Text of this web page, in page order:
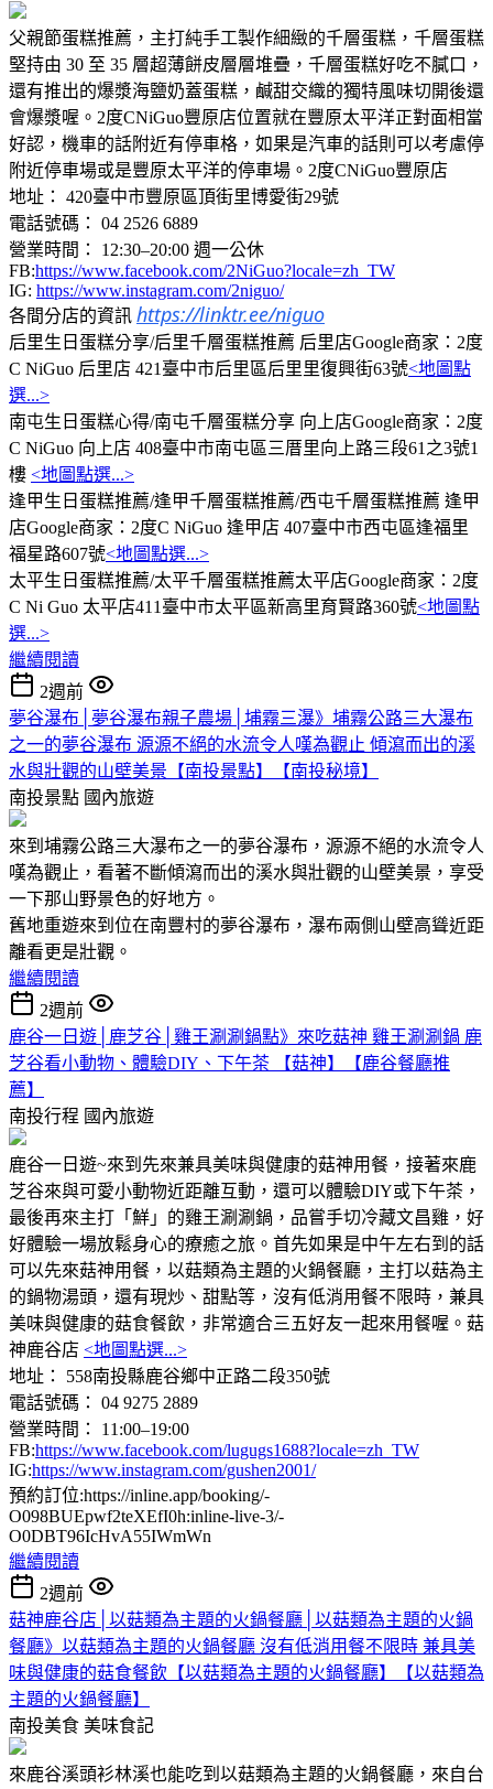
父親節蛋糕推薦，主打純手工製作細緻的千層蛋糕，千層蛋糕
堅持由 30 至 35 層超薄餅皮層層堆疊，千層蛋糕好吃不膩口，
還有推出的爆漿海鹽奶蓋蛋糕，鹹甜交織的獨特風味切開後還
會爆漿喔。2度CNiGuo豐原店位置就在豐原太平洋正對面相當
好認，機車的話附近有停車格，如果是汽車的話則可以考慮停
附近停車場或是豐原太平洋的停車場。2度CNiGuo豐原店
地址： 420臺中市豐原區頂街里博愛街29號
電話號碼： 04 2526 6889
營業時間： 12:30–20:00 週一公休
FB:https://www.facebook.com/2NiGuo?locale=zh_TW
IG: https://www.instagram.com/2niguo/
各間分店的資訊 https://linktr.ee/niguo
后里生日蛋糕分享/后里千層蛋糕推薦 后里店Google商家：2度
C NiGuo 后里店 421臺中市后里區后里里復興街63號<地圖點
選...>
南屯生日蛋糕心得/南屯千層蛋糕分享 向上店Google商家：2度
C NiGuo 向上店 408臺中市南屯區三厝里向上路三段61之3號1
樓 <地圖點選...>
逢甲生日蛋糕推薦/逢甲千層蛋糕推薦/西屯千層蛋糕推薦 逢甲
店Google商家：2度C NiGuo 逢甲店 407臺中市西屯區逢福里
福星路607號<地圖點選...>
太平生日蛋糕推薦/太平千層蛋糕推薦太平店Google商家：2度
C Ni Guo 太平店411臺中市太平區新高里育賢路360號<地圖點
選...>
繼續閱讀
2週前
夢谷瀑布│夢谷瀑布親子農場│埔霧三瀑》埔霧公路三大瀑布
之一的夢谷瀑布 源源不絕的水流令人嘆為觀止 傾瀉而出的溪
水與壯觀的山壁美景【南投景點】【南投秘境】
南投景點 國內旅遊
來到埔霧公路三大瀑布之一的夢谷瀑布，源源不絕的水流令人
嘆為觀止，看著不斷傾瀉而出的溪水與壯觀的山壁美景，享受
一下那山野景色的好地方。
舊地重遊來到位在南豐村的夢谷瀑布，瀑布兩側山壁高聳近距
離看更是壯觀。
繼續閱讀
2週前
鹿谷一日遊│鹿芝谷│雞王涮涮鍋點》來吃菇神 雞王涮涮鍋 鹿
芝谷看小動物、體驗DIY、下午茶 【菇神】【鹿谷餐廳推
薦】
南投行程 國內旅遊
鹿谷一日遊~來到先來兼具美味與健康的菇神用餐，接著來鹿
芝谷來與可愛小動物近距離互動，還可以體驗DIY或下午茶，
最後再來主打「鮮」的雞王涮涮鍋，品嘗手切冷藏文昌雞，好
好體驗一場放鬆身心的療癒之旅。首先如果是中午左右到的話
可以先來菇神用餐，以菇類為主題的火鍋餐廳，主打以菇為主
的鍋物湯頭，還有現炒、甜點等，沒有低消用餐不限時，兼具
美味與健康的菇食餐飲，非常適合三五好友一起來用餐喔。菇
神鹿谷店 <地圖點選...>
地址： 558南投縣鹿谷鄉中正路二段350號
電話號碼： 04 9275 2889
營業時間： 11:00–19:00
FB:https://www.facebook.com/lugugs1688?locale=zh_TW
IG:https://www.instagram.com/gushen2001/
預約訂位:https://inline.app/booking/-
O098BUEpwf2teXEfI0h:inline-live-3/-
O0DBT96IcHvA55IWmWn
繼續閱讀
2週前
菇神鹿谷店│以菇類為主題的火鍋餐廳│以菇類為主題的火鍋
餐廳》以菇類為主題的火鍋餐廳 沒有低消用餐不限時 兼具美
味與健康的菇食餐飲【以菇類為主題的火鍋餐廳】【以菇類為
主題的火鍋餐廳】
南投美食 美味食記
來鹿谷溪頭衫林溪也能吃到以菇類為主題的火鍋餐廳，來自台